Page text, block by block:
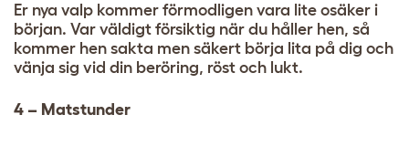
Er nya valp kommer förmodligen vara lite osäker i
början. Var väldigt försiktig när du håller hen, så
kommer hen sakta men säkert börja lita på dig och
vänja sig vid din beröring, röst och lukt.
4 – Matstunder